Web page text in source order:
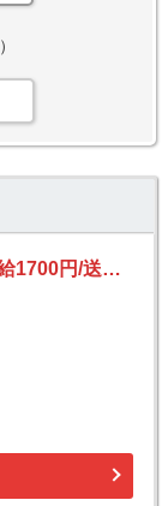
【日勤】8時半～17時半/週3日～OK/時給1700円/送迎あり/フォークリフト/食品の入出庫